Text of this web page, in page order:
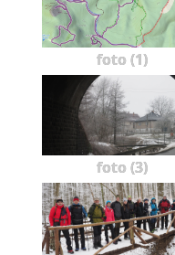
foto (1)
foto (3)